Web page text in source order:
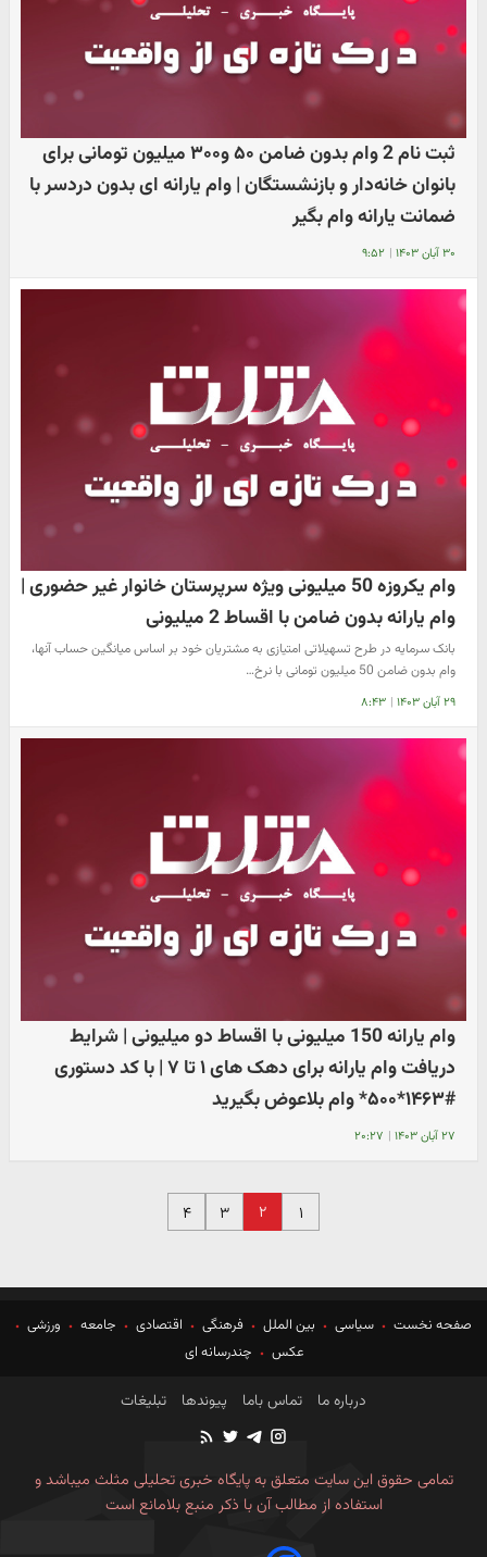
ثبت نام 2 وام بدون ضامن ۵۰ و۳۰۰ میلیون تومانی برای
بانوان خانه‌دار و بازنشستگان | وام یارانه ای بدون دردسر با
ضمانت یارانه وام بگیر
۳۰ آبان ۱۴۰۳ | ۹:۵۲
وام یکروزه 50 میلیونی ویژه سرپرستان خانوار غیر حضوری |
وام یارانه بدون ضامن با اقساط 2 میلیونی
بانک سرمایه در طرح تسهیلاتی امتیازی به مشتریان خود بر اساس میانگین حساب آنها،
وام بدون ضامن 50 میلیون تومانی با نرخ…
۲۹ آبان ۱۴۰۳ | ۸:۴۳
وام یارانه 150 میلیونی با اقساط دو میلیونی | شرایط
دریافت وام یارانه برای دهک های ۱ تا ۷ | با کد دستوری
#۱۴۶۳*۵۰۰* وام بلاعوض بگیرید
۲۷ آبان ۱۴۰۳ | ۲۰:۲۷
۱ ۲ ۳ ۴
صفحه نخست سیاسی بین الملل فرهنگی اقتصادی جامعه
ورزشی
عکس
چندرسانه ای
درباره ما تماس باما پیوندها تبلیغات
تمامی حقوق این سایت متعلق به پایگاه خبری تحلیلی مثلث میباشد و
استفاده از مطالب آن با ذکر منبع بلامانع است